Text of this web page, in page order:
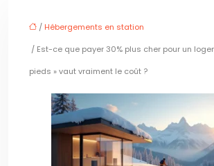
/ Hébergements en station
/ Est-ce que payer 30% plus cher pour un
pieds » vaut vraiment le coût ?